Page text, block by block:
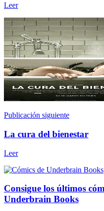
Leer
Publicación siguiente
La cura del bienestar
Leer
Consigue los últimos
Underbrain Books